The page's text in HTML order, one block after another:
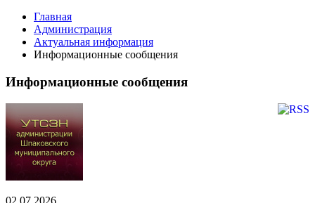
Главная
Администрация
Актуальная информация
Информационные сообщения
Информационные сообщения
02.07.2026